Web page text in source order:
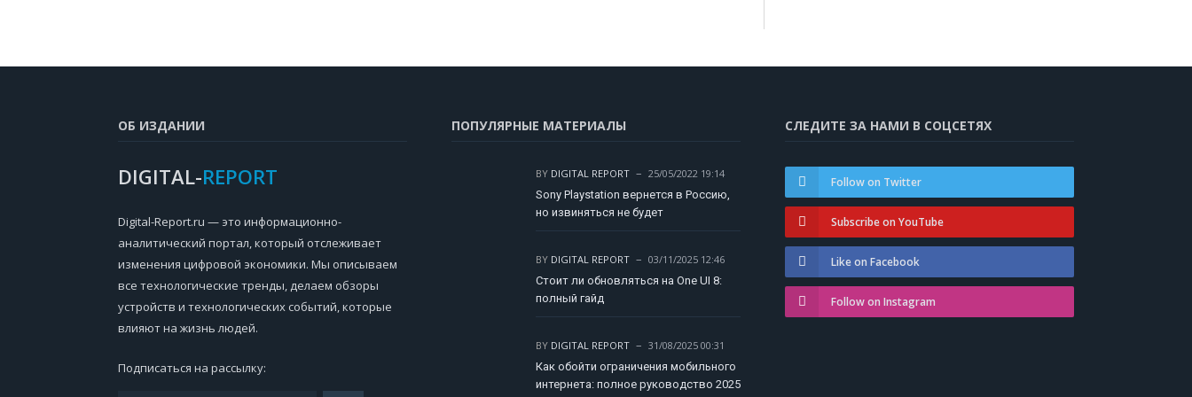
ОБ ИЗДАНИИ
DIGITAL-REPORT
Digital-Report.ru — это информационно-
аналитический портал, который отслеживает
изменения цифровой экономики. Мы описываем
все технологические тренды, делаем обзоры
устройств и технологических событий, которые
влияют на жизнь людей.
Подписаться на рассылку:
ПОПУЛЯРНЫЕ МАТЕРИАЛЫ
BY DIGITAL REPORT
25/05/2022 19:14
Sony Playstation вернется в Россию,
но извиняться не будет
BY DIGITAL REPORT
03/11/2025 12:46
Стоит ли обновляться на One UI 8:
полный гайд
BY DIGITAL REPORT
31/08/2025 00:31
Как обойти ограничения мобильного
интернета: полное руководство 2025
СЛЕДИТЕ ЗА НАМИ В СОЦСЕТЯХ
Follow on Twitter
Subscribe on YouTube
Like on Facebook
Follow on Instagram